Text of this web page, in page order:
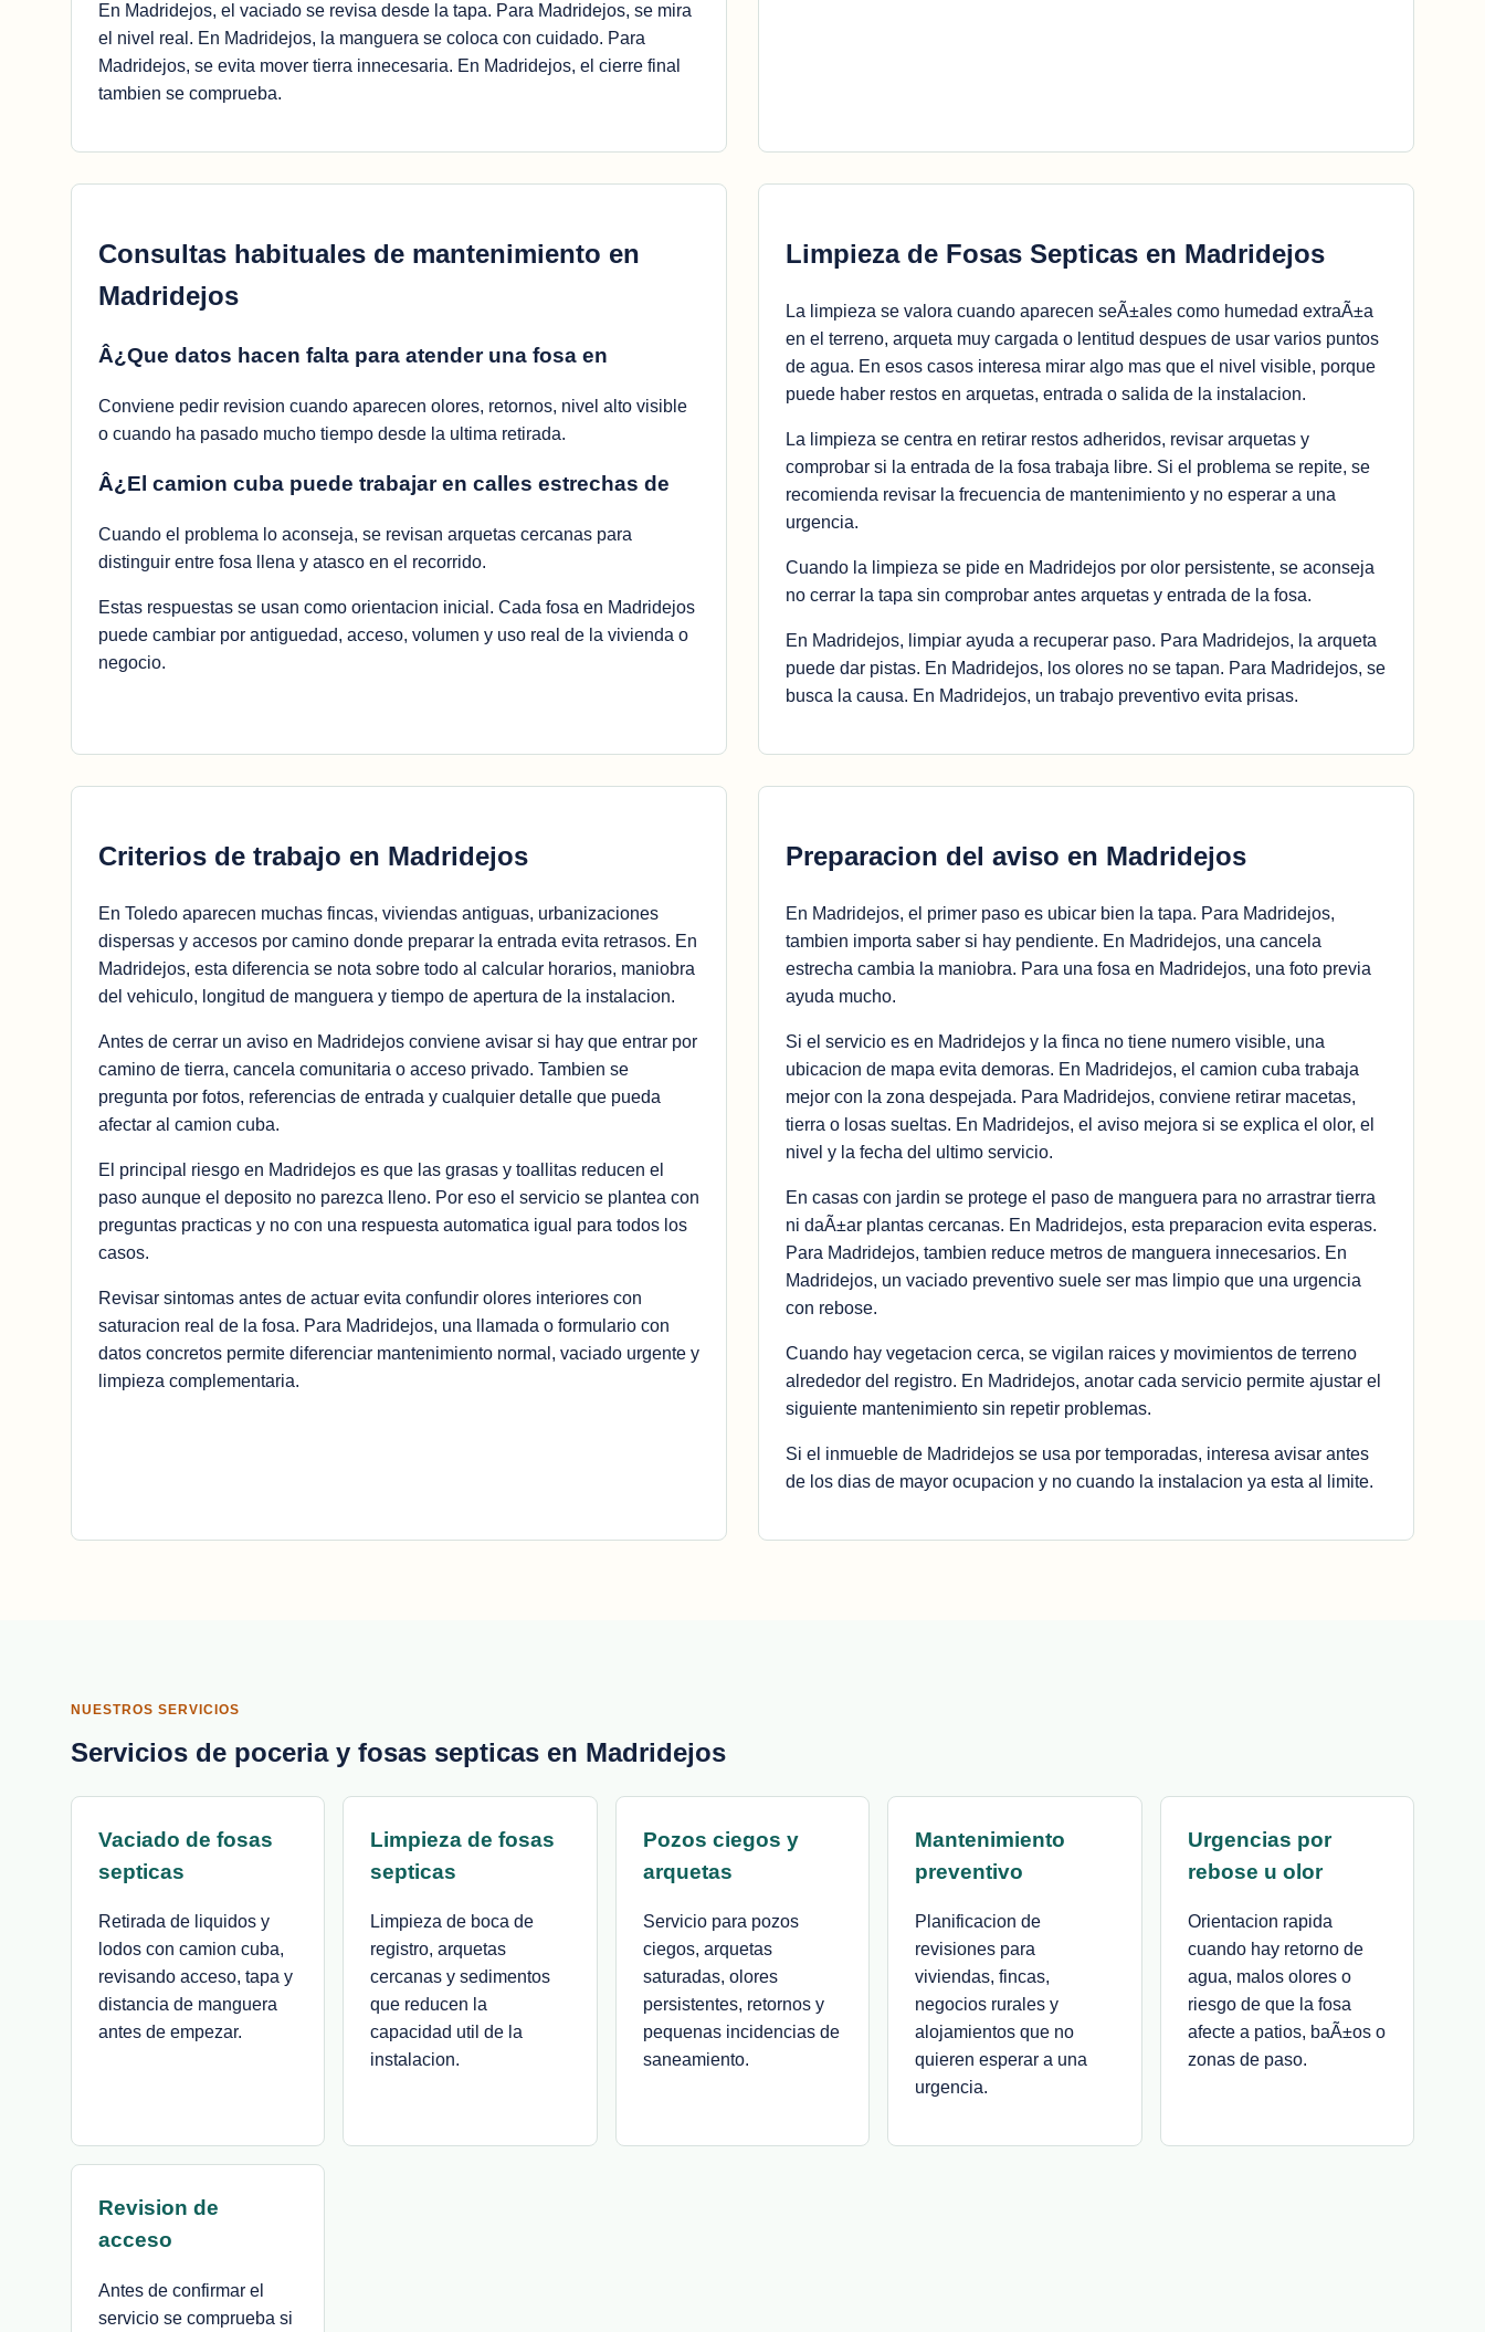
En Madridejos, el vaciado se revisa desde la tapa. Para Madridejos, se mira
el nivel real. En Madridejos, la manguera se coloca con cuidado. Para
Madridejos, se evita mover tierra innecesaria. En Madridejos, el cierre final
tambien se comprueba.
Consultas habituales de mantenimiento en
Madridejos
Â¿Que datos hacen falta para atender una fosa en
Conviene pedir revision cuando aparecen olores, retornos, nivel alto visible
o cuando ha pasado mucho tiempo desde la ultima retirada.
Â¿El camion cuba puede trabajar en calles estrechas de
Cuando el problema lo aconseja, se revisan arquetas cercanas para
distinguir entre fosa llena y atasco en el recorrido.
Estas respuestas se usan como orientacion inicial. Cada fosa en Madridejos
puede cambiar por antiguedad, acceso, volumen y uso real de la vivienda o
negocio.
Limpieza de Fosas Septicas en Madridejos
La limpieza se valora cuando aparecen seÃ±ales como humedad extraÃ±a
en el terreno, arqueta muy cargada o lentitud despues de usar varios puntos
de agua. En esos casos interesa mirar algo mas que el nivel visible, porque
puede haber restos en arquetas, entrada o salida de la instalacion.
La limpieza se centra en retirar restos adheridos, revisar arquetas y
comprobar si la entrada de la fosa trabaja libre. Si el problema se repite, se
recomienda revisar la frecuencia de mantenimiento y no esperar a una
urgencia.
Cuando la limpieza se pide en Madridejos por olor persistente, se aconseja
no cerrar la tapa sin comprobar antes arquetas y entrada de la fosa.
En Madridejos, limpiar ayuda a recuperar paso. Para Madridejos, la arqueta
puede dar pistas. En Madridejos, los olores no se tapan. Para Madridejos, se
busca la causa. En Madridejos, un trabajo preventivo evita prisas.
Criterios de trabajo en Madridejos
En Toledo aparecen muchas fincas, viviendas antiguas, urbanizaciones
dispersas y accesos por camino donde preparar la entrada evita retrasos. En
Madridejos, esta diferencia se nota sobre todo al calcular horarios, maniobra
del vehiculo, longitud de manguera y tiempo de apertura de la instalacion.
Antes de cerrar un aviso en Madridejos conviene avisar si hay que entrar por
camino de tierra, cancela comunitaria o acceso privado. Tambien se
pregunta por fotos, referencias de entrada y cualquier detalle que pueda
afectar al camion cuba.
El principal riesgo en Madridejos es que las grasas y toallitas reducen el
paso aunque el deposito no parezca lleno. Por eso el servicio se plantea con
preguntas practicas y no con una respuesta automatica igual para todos los
casos.
Revisar sintomas antes de actuar evita confundir olores interiores con
saturacion real de la fosa. Para Madridejos, una llamada o formulario con
datos concretos permite diferenciar mantenimiento normal, vaciado urgente y
limpieza complementaria.
Preparacion del aviso en Madridejos
En Madridejos, el primer paso es ubicar bien la tapa. Para Madridejos,
tambien importa saber si hay pendiente. En Madridejos, una cancela
estrecha cambia la maniobra. Para una fosa en Madridejos, una foto previa
ayuda mucho.
Si el servicio es en Madridejos y la finca no tiene numero visible, una
ubicacion de mapa evita demoras. En Madridejos, el camion cuba trabaja
mejor con la zona despejada. Para Madridejos, conviene retirar macetas,
tierra o losas sueltas. En Madridejos, el aviso mejora si se explica el olor, el
nivel y la fecha del ultimo servicio.
En casas con jardin se protege el paso de manguera para no arrastrar tierra
ni daÃ±ar plantas cercanas. En Madridejos, esta preparacion evita esperas.
Para Madridejos, tambien reduce metros de manguera innecesarios. En
Madridejos, un vaciado preventivo suele ser mas limpio que una urgencia
con rebose.
Cuando hay vegetacion cerca, se vigilan raices y movimientos de terreno
alrededor del registro. En Madridejos, anotar cada servicio permite ajustar el
siguiente mantenimiento sin repetir problemas.
Si el inmueble de Madridejos se usa por temporadas, interesa avisar antes
de los dias de mayor ocupacion y no cuando la instalacion ya esta al limite.
NUESTROS SERVICIOS
Servicios de poceria y fosas septicas en Madridejos
Vaciado de fosas
septicas
Retirada de liquidos y
lodos con camion cuba,
revisando acceso, tapa y
distancia de manguera
antes de empezar.
Limpieza de fosas
septicas
Limpieza de boca de
registro, arquetas
cercanas y sedimentos
que reducen la
capacidad util de la
instalacion.
Pozos ciegos y
arquetas
Servicio para pozos
ciegos, arquetas
saturadas, olores
persistentes, retornos y
pequenas incidencias de
saneamiento.
Mantenimiento
preventivo
Planificacion de
revisiones para
viviendas, fincas,
negocios rurales y
alojamientos que no
quieren esperar a una
urgencia.
Urgencias por
rebose u olor
Orientacion rapida
cuando hay retorno de
agua, malos olores o
riesgo de que la fosa
afecte a patios, baÃ±os o
zonas de paso.
Revision de
acceso
Antes de confirmar el
servicio se comprueba si